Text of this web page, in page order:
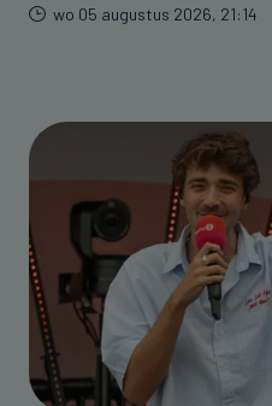
wo 05 augustus 2026, 21:14